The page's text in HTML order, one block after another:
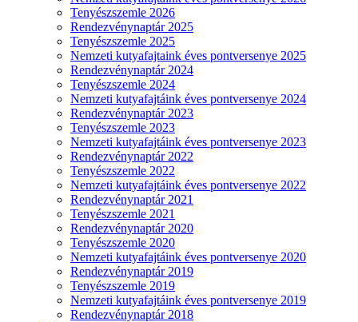
Tenyészszemle 2026
Rendezvénynaptár 2025
Tenyészszemle 2025
Nemzeti kutyafajtaink éves pontversenye 2025
Rendezvénynaptár 2024
Tenyészszemle 2024
Nemzeti kutyafajtáink éves pontversenye 2024
Rendezvénynaptár 2023
Tenyészszemle 2023
Nemzeti kutyafajtáink éves pontversenye 2023
Rendezvénynaptár 2022
Tenyészszemle 2022
Nemzeti kutyafajtáink éves pontversenye 2022
Rendezvénynaptár 2021
Tenyészszemle 2021
Rendezvénynaptár 2020
Tenyészszemle 2020
Nemzeti kutyafajtáink éves pontversenye 2020
Rendezvénynaptár 2019
Tenyészszemle 2019
Nemzeti kutyafajtáink éves pontversenye 2019
Rendezvénynaptár 2018